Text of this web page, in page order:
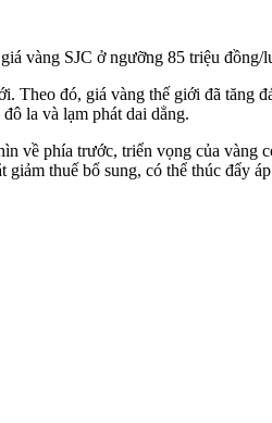
vàng SJC ở ngưỡng 85 triệu
Theo đó, giá vàng thế giới đã
la và lạm phát dai dẳng.
về phía trước, triển vọng của vàng
thuế bổ sung, có thể thúc đẩy